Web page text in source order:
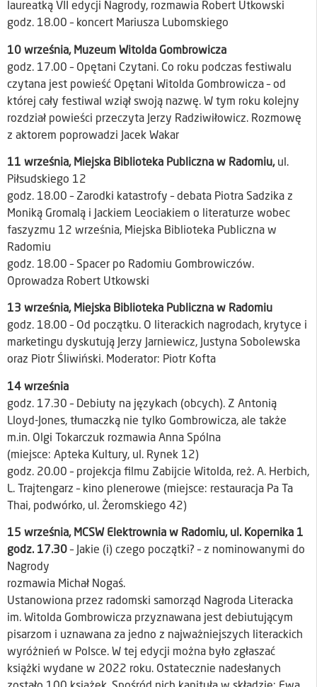
laureatką VII edycji Nagrody, rozmawia Robert Utkowski
godz. 18.00 – koncert Mariusza Lubomskiego
10 września, Muzeum Witolda Gombrowicza
godz. 17.00 – Opętani Czytani. Co roku podczas festiwalu
czytana jest powieść Opętani Witolda Gombrowicza – od
której cały festiwal wziął swoją nazwę. W tym roku kolejny
rozdział powieści przeczyta Jerzy Radziwiłowicz. Rozmowę
z aktorem poprowadzi Jacek Wakar
11 września, Miejska Biblioteka Publiczna w Radomiu,ul.
Piłsudskiego 12
godz. 18.00 – Zarodki katastrofy – debata Piotra Sadzika z
Moniką Gromalą i Jackiem Leociakiem o literaturze wobec
faszyzmu 12 września, Miejska Biblioteka Publiczna w
Radomiu
godz. 18.00 – Spacer po Radomiu Gombrowiczów.
Oprowadza Robert Utkowski
13 września, Miejska Biblioteka Publiczna w Radomiu
godz. 18.00 – Od początku. O literackich nagrodach, krytyce i
marketingu dyskutują Jerzy Jarniewicz, Justyna Sobolewska
oraz Piotr Śliwiński. Moderator: Piotr Kofta
14 września
godz. 17.30 – Debiuty na językach (obcych). Z Antonią
Lloyd-Jones, tłumaczką nie tylko Gombrowicza, ale także
m.in. Olgi Tokarczuk rozmawia Anna Spólna
(miejsce: Apteka Kultury, ul. Rynek 12)
godz. 20.00 – projekcja filmu Zabijcie Witolda, reż. A. Herbich,
L. Trajtengarz – kino plenerowe (miejsce: restauracja Pa Ta
Thai, podwórko, ul. Żeromskiego 42)
15 września, MCSW Elektrownia w Radomiu, ul. Kopernika 1
godz. 17.30– Jakie (i) czego początki? – z nominowanymi do
Nagrody
rozmawia Michał Nogaś.
Ustanowiona przez radomski samorząd Nagroda Literacka
im. Witolda Gombrowicza przyznawana jest debiutującym
pisarzom i uznawana za jedno z najważniejszych literackich
wyróżnień w Polsce. W tej edycji można było zgłaszać
książki wydane w 2022 roku. Ostatecznie nadesłanych